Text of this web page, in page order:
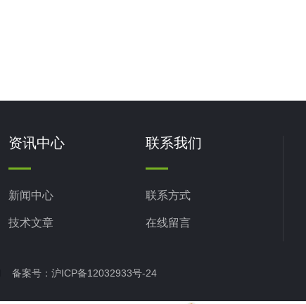
资讯中心
新闻中心
技术文章
联系我们
联系方式
在线留言
备案号： 沪ICP备12032933号-24